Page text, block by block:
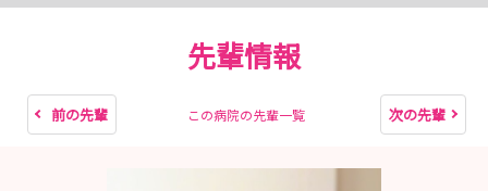
先輩情報
前の先輩 この病院の先輩一覧 次の先輩